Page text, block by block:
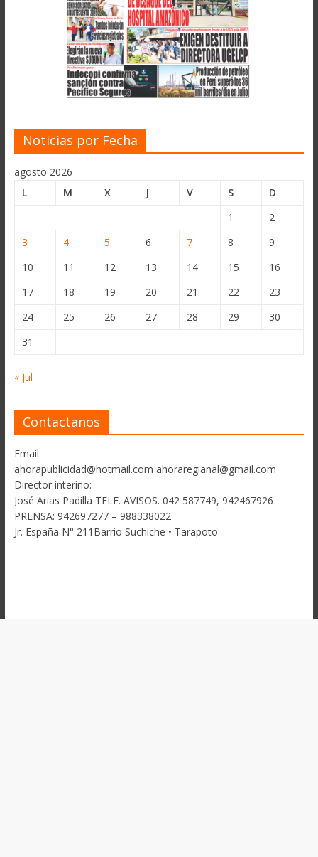
Noticias por Fecha
agosto 2026
L
M X J V S
D
1
2
3
4 5 6 7 8
9
10
11 12 13 14 15
16
17
18 19 20 21 22
23
24
25 26 27 28 29
30
31
« Jul
Contactanos
Email:
ahorapublicidad@hotmail.com ahoraregianal@gmail.com
Director interino:
José Arias Padilla TELF. AVISOS. 042 587749, 942467926
PRENSA: 942697277 – 988338022
Jr. España N° 211Barrio Suchiche • Tarapoto